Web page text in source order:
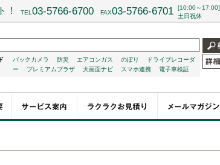
！ TEL 03-5766-6700 FAX03-5766-6701
[10:00～17:00]
土日祝休
バックカメラ 防災 エアコンガス のぼり
ドライブレコーダ
ー
プレミアムプラザ 大画面ナビ スマホ連携 電子車検証